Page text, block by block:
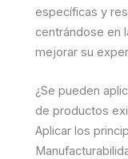
específicas y
centrándose en
mejorar su
¿Se pueden
de productos
Aplicar los